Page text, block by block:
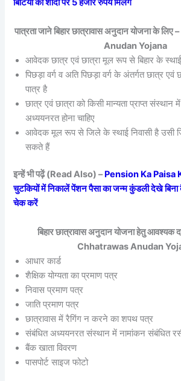
बिटिया की शादी पर 5 हजार रुपये मिलेंगे
पात्रता जाने बिहार छात्रावास अनुदान योजना के
Anudan Yojana
आवेदक छात्र एवं छात्रा मूल रूप से बिहार के स्थाई
पिछड़ा वर्ग व अति पिछड़ा वर्ग के अंतर्गत छात्र
पात्र है
छात्र एवं छात्रा को किसी मान्यता प्राप्त संस्थान
अध्ययनरत होना चाहिए
आवेदक मूल रूप से जिले के स्थाई निवासी है
सकते हैं
इन्हें भी पढ़ें (Read Also) –Pension Ka Paisa
चुटकियों में निकालें पेंशन पैसा का जन्म कुंडली देखे
चेक करें
बिहार छात्रावास अनुदान योजना हेतु आवश्यक
Chhatrawas Anudan
आधार कार्ड
शैक्षिक योग्यता का प्रमाण पत्र
निवास प्रमाण पत्र
जाति प्रमाण पत्र
छात्रावास में रैगिंग न करने का शपथ पत्र
संबंधित अध्ययनरत संस्थान में नामांकन संबंधित
बैंक खाता विवरण
पासपोर्ट साइज फोटो